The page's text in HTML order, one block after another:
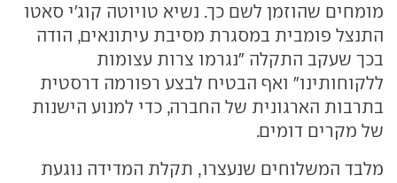
מומחים שהוזמן לשם כך. נשיא טויוטה קוג'י סאטו
התנצל פומבית במסגרת מסיבת עיתונאים, הודה
בכך שעקב התקלה "נגרמו צרות עצומות
ללקוחותינו" ואף הבטיח לבצע רפורמה דרסטית
בתרבות הארגונית של החברה, כדי למנוע הישנות
של מקרים דומים.
מלבד המשלוחים שנעצרו, תקלת המדידה נוגעת